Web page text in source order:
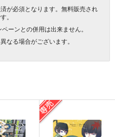
が必須となります。無料販売され
。
ーンとの併用は出来ません。
なる場合がございます。